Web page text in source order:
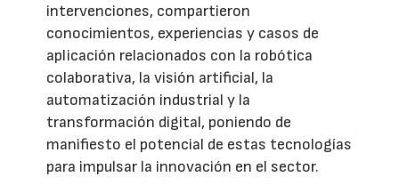
intervenciones, compartieron
conocimientos, experiencias y casos de
aplicación relacionados con la robótica
colaborativa, la visión artificial, la
automatización industrial y la
transformación digital, poniendo de
manifiesto el potencial de estas tecnologías
para impulsar la innovación en el sector.